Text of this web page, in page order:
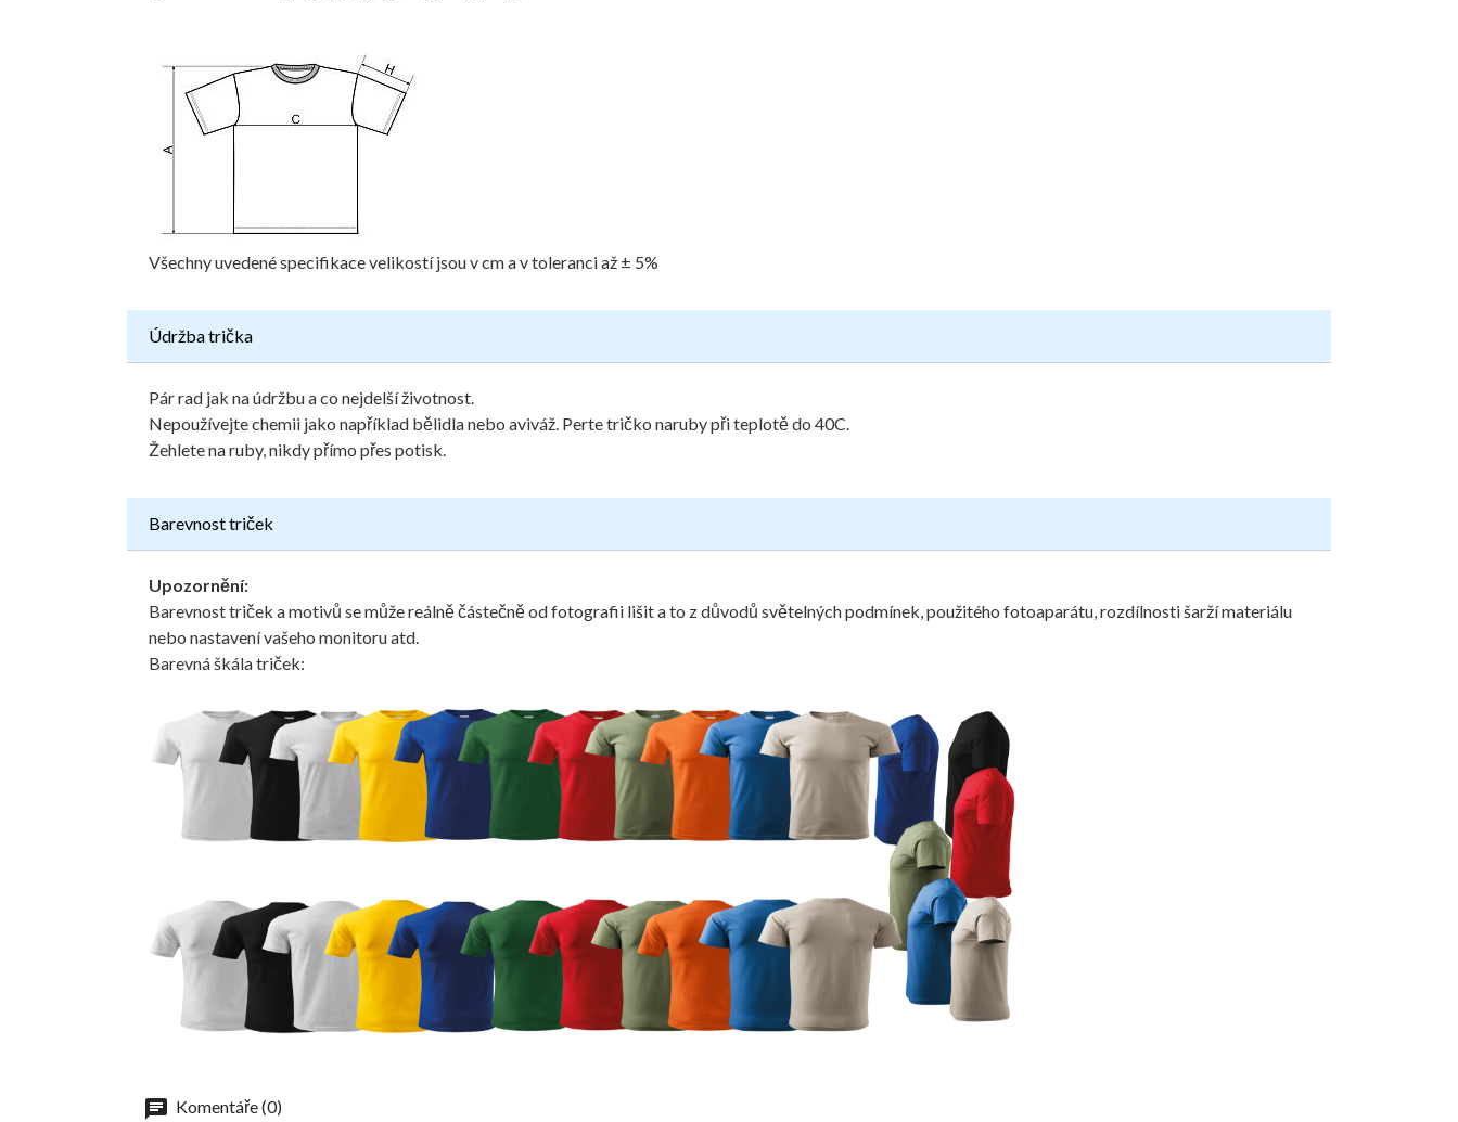
Všechny uvedené specifikace velikostí jsou v cm a v toleranci až ± 5%
Údržba trička
Pár rad jak na údržbu a co nejdelší životnost.
Nepoužívejte chemii jako například bělidla nebo aviváž. Perte tričko naruby při teplotě do 40C.
Žehlete na ruby, nikdy přímo přes potisk.
Barevnost triček
Upozornění:
Barevnost triček a motivů se může reálně částečně od fotografii lišit a to z důvodů světelných podmínek, použitého fotoaparátu, rozdílnosti šarží materiálu
nebo nastavení vašeho monitoru atd.
Barevná škála triček:
Komentáře (0)